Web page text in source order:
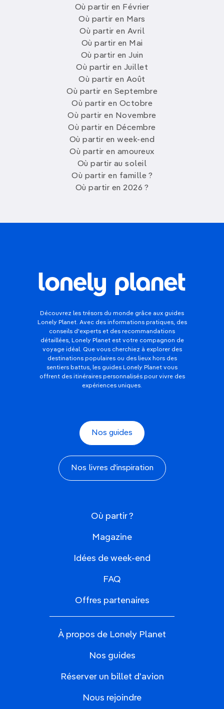
Où partir en Février
Où partir en Mars
Où partir en Avril
Où partir en Mai
Où partir en Juin
Où partir en Juillet
Où partir en Août
Où partir en Septembre
Où partir en Octobre
Où partir en Novembre
Où partir en Décembre
Où partir en week-end
Où partir en amoureux
Où partir au soleil
Où partir en famille ?
Où partir en 2026 ?
Découvrez les trésors du monde grâce aux guides
Lonely Planet. Avec des informations pratiques, des
conseils d'experts et des recommandations
détaillées, Lonely Planet est votre compagnon de
voyage idéal. Que vous cherchiez à explorer des
destinations populaires ou des lieux hors des
sentiers battus, les guides Lonely Planet vous
offrent des itinéraires personnalisés pour vivre des
expériences uniques.
Nos guides
Nos livres d'inspiration
Où partir ?
Magazine
Idées de week-end
FAQ
Offres partenaires
À propos de Lonely Planet
Nos guides
Réserver un billet d'avion
Nous rejoindre